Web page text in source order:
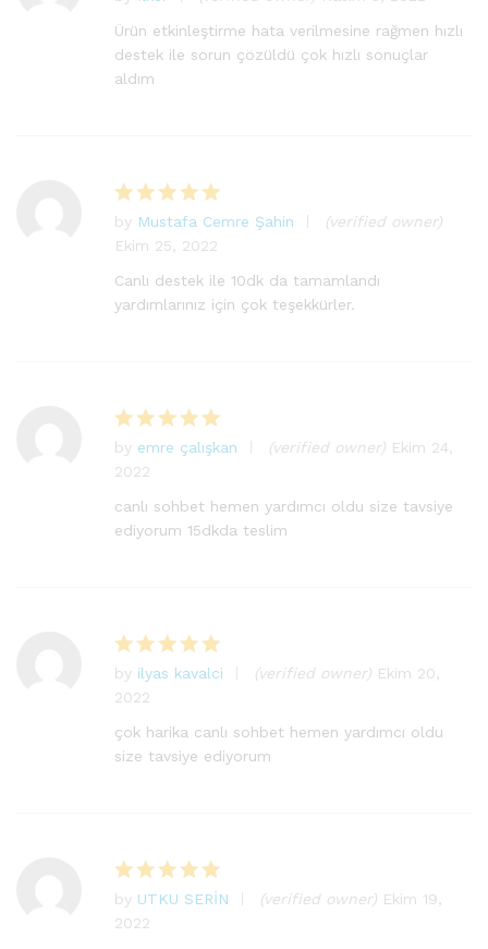
üzerinden
5oy aldı
Ürün etkinleştirme hata verilmesine rağmen hızlı
destek ile sorun çözüldü çok hızlı sonuçlar
aldım
5
üzerinden
5oy aldı
by Mustafa Cemre Şahin
(verified owner)
Ekim 25, 2022
Canlı destek ile 10dk da tamamlandı
yardımlarınız için çok teşekkürler.
5
üzerinden
5oy aldı
by emre çalışkan (verified owner) Ekim 24,
2022
canlı sohbet hemen yardımcı oldu size tavsiye
ediyorum 15dkda teslim
5
üzerinden
5oy aldı
by ilyas kavalci (verified owner) Ekim 20,
2022
çok harika canlı sohbet hemen yardımcı oldu
size tavsiye ediyorum
5
üzerinden
by UTKU SERİN (verified owner) Ekim 19,
2022